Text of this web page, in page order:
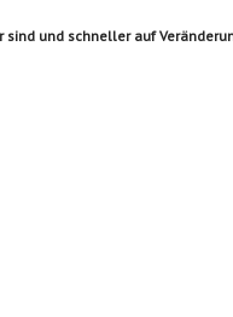
und schneller auf